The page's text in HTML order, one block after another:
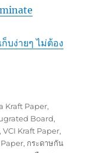
บง่ายๆ ไม่ต้อง
Kraft Paper,
Board,
,VCI Kraft Paper,
, กระดาษกัน